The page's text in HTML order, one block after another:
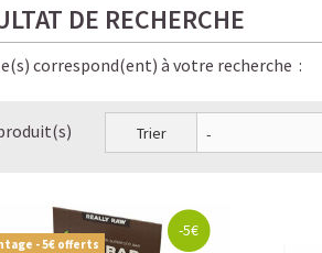
DE RECHERCHE
correspond(ent) à votre recherche :
Trier
- 5€ offerts
-5€